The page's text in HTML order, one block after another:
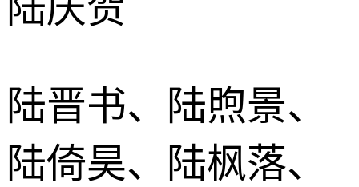
陆晋书、陆煦景、
陆倚昊、陆枫落、